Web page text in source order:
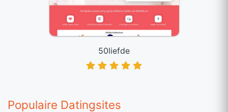
50liefde
Populaire Datingsites